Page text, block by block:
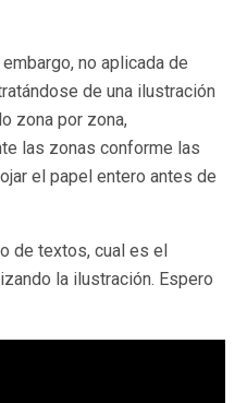
no aplicada de
de una ilustración
zona por zona,
las zonas conforme las
el papel entero antes de
de textos, cual es el
la ilustración. Espero